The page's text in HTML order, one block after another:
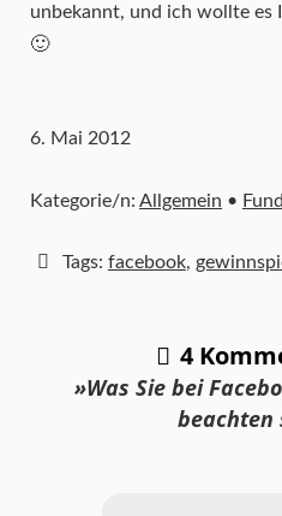
unbekannt, und ich wollte es
🙂
6. Mai 2012
Kategorie/n: Allgemein •
Tags: facebook,
4
»Was Sie bei
beachten